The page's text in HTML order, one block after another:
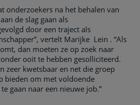
onderzoekers na het behalen van
de slag gaan als
door een traject als
vertelt Marijke Lein . “Als
dan moeten ze op zoek naar
ooit te hebben gesolliciteerd.
zeer kwetsbaar en net die groep
bieden om met voldoende
gaan naar een nieuwe job.”